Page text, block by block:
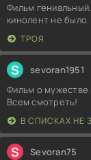
Фильм
кинолент не
ТРОЯ
S sevoran1951
Фильм о мужестве
Всем смотреть!
В СПИСКАХ НЕ
S Sevoran75